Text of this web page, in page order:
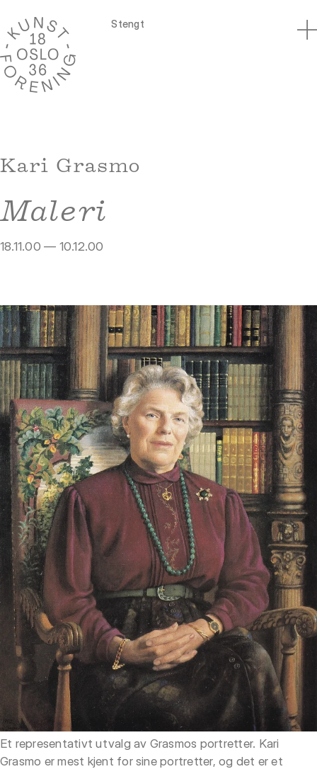
Stengt
Kari Grasmo
Maleri
18.11.00 — 10.12.00
Et representativt utvalg av Grasmos portretter. Kari
Grasmo er mest kjent for sine portretter, og det er et